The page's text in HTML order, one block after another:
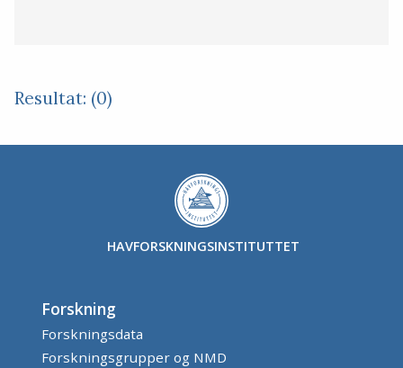
Resultat: (0)
HAVFORSKNINGSINSTITUTTET
Forskning
Forskningsdata
Forskningsgrupper og NMD